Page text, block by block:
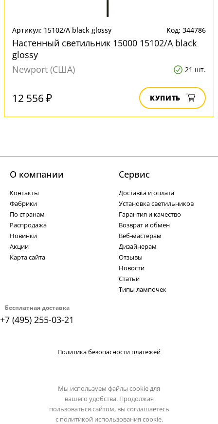
Артикул: 15102/A black glossy Код: 344786
Настенный светильник 15000 15102/A black
glossy
Newport (США)
21 шт.
12 556 ₽ КУПИТЬ
Бесплатная доставка
+7 (495) 255-03-21
О компании
Контакты
Фабрики
По странам
Распродажа
Новинки
Акции
Карта сайта
Cервис
Доставка и оплата
Установка светильников
Гарантия и качество
Возврат и обмен
Веб-мастерам
Дизайнерам
Отзывы
Новости
Статьи
Типы лампочек
Политика безопасности платежей
Мы используем файлы cookie для
вашего удобства. Продолжая
пользоваться сайтом, вы соглашаетесь
с политикой использования cookie.